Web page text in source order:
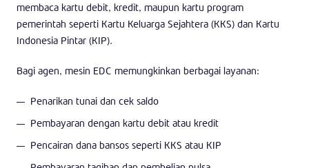
membaca kartu debit, kredit, maupun kartu program
pemerintah seperti Kartu Keluarga Sejahtera (KKS) dan Kartu
Indonesia Pintar (KIP).
Bagi agen, mesin EDC memungkinkan berbagai layanan:
Penarikan tunai dan cek saldo
Pembayaran dengan kartu debit atau kredit
Pencairan dana bansos seperti KKS atau KIP